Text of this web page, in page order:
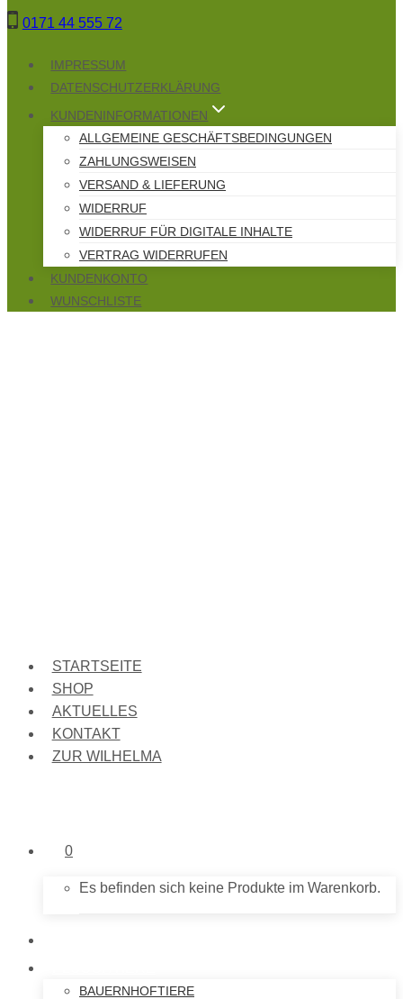
Zum
Inhalt
0171 44 555 72
IMPRESSUM
DATENSCHUTZERKLÄRUNG
KUNDENINFORMATIONEN
ALLGEMEINE GESCHÄFTSBEDINGUNGEN
ZAHLUNGSWEISEN
VERSAND & LIEFERUNG
WIDERRUF
WIDERRUF FÜR DIGITALE INHALTE
VERTRAG WIDERRUFEN
KUNDENKONTO
WUNSCHLISTE
STARTSEITE
SHOP
AKTUELLES
KONTAKT
ZUR WILHELMA
0
Es befinden sich keine Produkte im Warenkorb.
BAUERNHOFTIERE